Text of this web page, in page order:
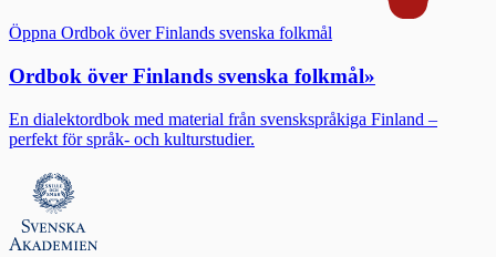
Öppna Ordbok över Finlands svenska folkmål
Ordbok över Finlands svenska folkmål»
En dialektordbok med material från svenskspråkiga Finland –
perfekt för språk- och kulturstudier.